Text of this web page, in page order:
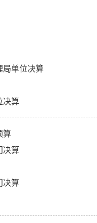
局单位决算
决算
算
决算
决算